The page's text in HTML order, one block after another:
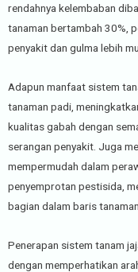
rendahnya kelembaban
tanaman bertambah 30%,
penyakit dan gulma lebih
Adapun manfaat sistem
tanaman padi,
kualitas gabah dengan
serangan penyakit. Juga
mempermudah dalam
penyemprotan pestisida,
bagian dalam baris tanaman.
Penerapan sistem tanam
dengan memperhatikan